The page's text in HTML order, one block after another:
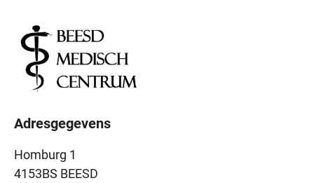
Adresgegevens
Homburg 1
4153BS BEESD